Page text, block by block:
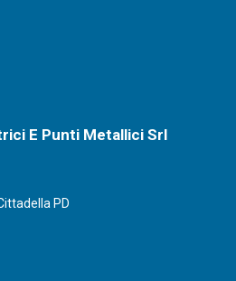
E Punti Metallici Srl
PD